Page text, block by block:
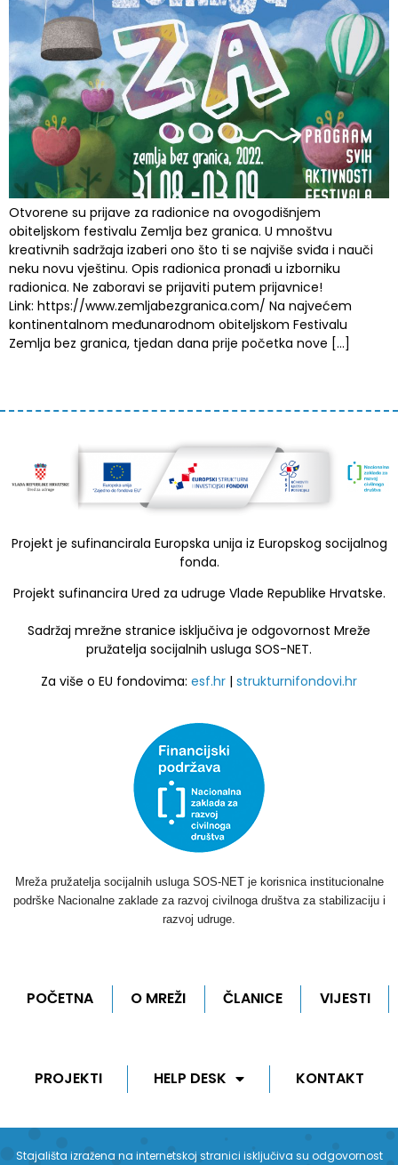
Otvorene su prijave za radionice na ovogodišnjem
obiteljskom festivalu Zemlja bez granica. U mnoštvu
kreativnih sadržaja izaberi ono što ti se najviše sviđa i nauči
neku novu vještinu. Opis radionica pronađi u izborniku
radionica. Ne zaboravi se prijaviti putem prijavnice!
Link: https://www.zemljabezgranica.com/ Na najvećem
kontinentalnom međunarodnom obiteljskom Festivalu
Zemlja bez granica, tjedan dana prije početka nove […]
Projekt je sufinancirala Europska unija iz Europskog socijalnog
fonda.
Projekt sufinancira Ured za udruge Vlade Republike Hrvatske.
Sadržaj mrežne stranice isključiva je odgovornost Mreže
pružatelja socijalnih usluga SOS-NET.
Za više o EU fondovima: esf.hr | strukturnifondovi.hr
Mreža pružatelja socijalnih usluga SOS-NET je korisnica institucionalne
podrške Nacionalne zaklade za razvoj civilnoga društva za stabilizaciju i
razvoj udruge.
POČETNA O MREŽI ČLANICE VIJESTI
PROJEKTI HELP DESK KONTAKT
Stajališta izražena na internetskoj stranici isključiva su odgovornost